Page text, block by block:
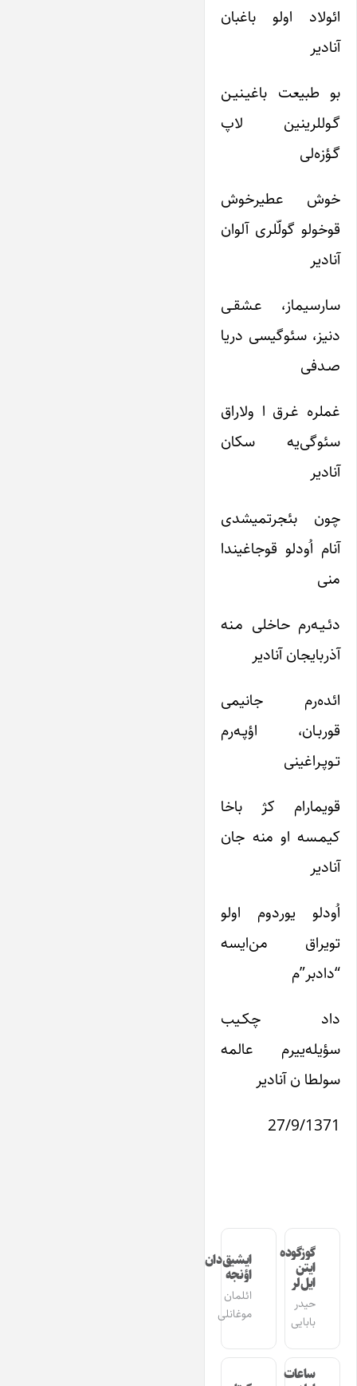
ائولاد اولو باغبان
آنادیر
بو طبیعت باغیـنیـن
گـوللرینین لاپ
گـؤزه‌لی
خوش عطیرخوش
قوخولو گولّلری آلوان
آنادیر
سارسیماز، عـشقـی
دنیز، سئوگیسی دریا
صـدفی
غملره غـرق ا ولاراق
سئوگی‌یه سکان
آنادیر
چون بئجرتمیشدی
آنام اُودلو قوجاغیندا
منی
دئـیـه‌رم حاخلی مـنه
آذربایجان آنادیر
ائده‌ر‌م جانیمی
قوربـان، اؤپـه‌رم
تـوپـراغینی
قویمارام کژ باخا
کیمـسه او منه جان
آنادیر
اُودلو یوردوم اولو
تویراق من‌ایسه
“دادبر”م
داد چکـیب
سؤیله‌ییرم عالمه
سولطا ن آنادیر
27/9/1371
گوزگوده
ایتن
ایل‌لر
حیدر
بابایی
ایشیق‌دان
اؤنجه
ائلمان
موغانلی
ساعات